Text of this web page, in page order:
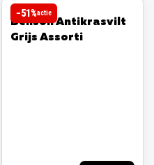
−51%actie
BENSON
Benson Antikrasvilt
Grijs Assorti